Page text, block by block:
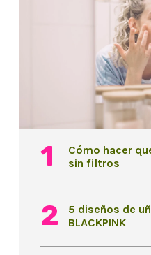
Cómo hacer
sin filtros
5 diseños de
BLACKPINK